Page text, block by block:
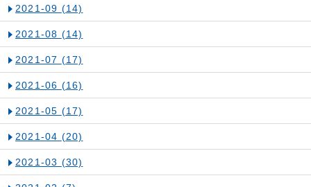
2021-09 (14)
2021-08 (14)
2021-07 (17)
2021-06 (16)
2021-05 (17)
2021-04 (20)
2021-03 (30)